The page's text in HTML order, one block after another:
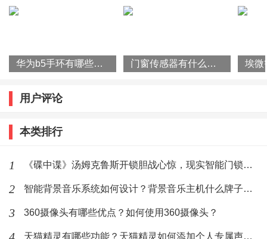
智能音箱最大的一个毛病就是没有内置电池，也就是说
需要借助外接电源供电的，不插电源只要使用外置移动
电池插座就可以了。没有外置移动电池插座的，就需要
插电使用。
天猫精灵有哪些功能？
1、简单的对话交流功能，用户可以用语音询问当地的天
气情况，并可以与天猫精灵X1进行简单的诸如“马云是
华为b5手环有哪些特征？华为b5手环的功能 门窗传感器有什么作用？门窗传感器使用原理是什么？
用户评论
本类排行
1 《碟中谍》汤姆克鲁斯开锁胆战心惊，现实智能门锁更令人惊奇
2 智能背景音乐系统如何设计？背景音乐主机什么牌子好？
3 360摄像头有哪些优点？如何使用360摄像头？
天猫精灵有哪些功能？天猫精灵如何添加个人专属声纹？